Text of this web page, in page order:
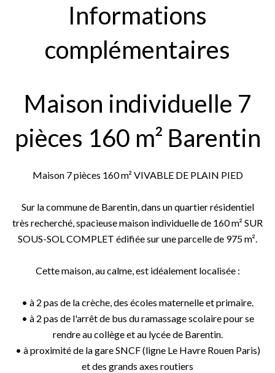
Informations
complémentaires
Maison individuelle 7
pièces 160 m² Barentin
Maison 7 pièces 160 m² VIVABLE DE PLAIN PIED
Sur la commune de Barentin, dans un quartier résidentiel
très recherché, spacieuse maison individuelle de 160 m² SUR
SOUS-SOL COMPLET édifiée sur une parcelle de 975 m².
Cette maison, au calme, est idéalement localisée :
• à 2 pas de la crèche, des écoles maternelle et primaire.
• à 2 pas de l'arrêt de bus du ramassage scolaire pour se
rendre au collège et au lycée de Barentin.
• à proximité de la gare SNCF (ligne Le Havre Rouen Paris)
et des grands axes routiers